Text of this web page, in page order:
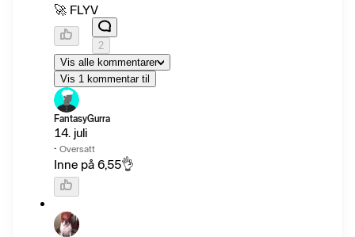
🚀 FLYV
2
Vis alle kommentarer
Vis 1 kommentar til
FantasyGurra
14. juli
· Oversatt
Inne på 6,55👌